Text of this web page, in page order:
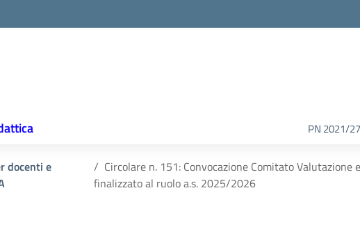
PN 2021/27
docenti e
Circolare n. 151: Convocazione Comitato
finalizzato al ruolo a.s. 2025/2026